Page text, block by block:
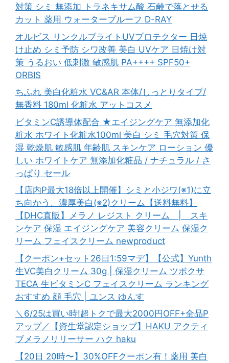
対策 シミ 無添加 トラネキサム酸 石鹸で落とせる
カット 薬用 ウォータープルーフ D-RAY
オルビス リンクルブライトUVプロテクター 日焼
け止め シミ予防 シワ改善 美白 UVケア 日焼け対
策 うるおい 低刺激 敏感肌 PA++++ SPF50+
ORBIS
ちふれ 美白化粧水 VC&AR 本体/しっとりタイプ/
無香料 180ml 化粧水 アットコスメ
ビタミンC誘導体配合 ★エイジングケア 無添加化
粧水 ホワイト化粧水100ml 美白 シミ 毛穴対策 保
湿 乾燥肌 敏感肌 年齢肌 スキンケア ローション 優
しい ホワイトケア 無添加化粧品 / ナチュラル / さ
っぱり セール
【店内P最大18倍以上開催】シミと小ジワ(※1)に立
ち向かう、濃厚美白(※2)クリーム【送料無料】
【DHC直販】メラノ レジスト クリーム | スキ
ンケア 保湿 エイジングケア 美容クリーム 保湿ク
リーム フェイスクリーム newproduct
【クーポン+セット26日1:59マデ】【公式】Yunth
生VC美白クリーム 30g | 保湿クリーム ツボクサ
TECA 生ビタミンC フェイスクリーム ランキング
おすすめ 顔 毛穴 | ユンス ゆんす
＼6/25は買い時!超トクで最大2000円OFF+全品P
アップ／【資生堂認定ショップ】HAKU アクティ
ブメラノリリーサー ハク haku
【20日 20時〜】30%OFFクーポン有！薬用 美白